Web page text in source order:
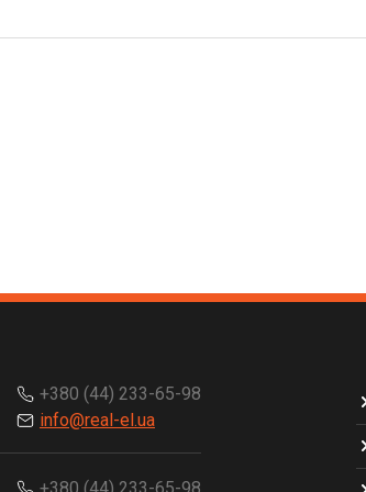
+380 (44) 233-65-98
info@real-el.ua
+380 (44) 233-65-98